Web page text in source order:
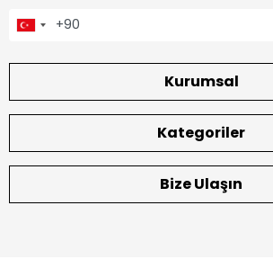
Kurumsal
Kategoriler
Bize Ulaşın